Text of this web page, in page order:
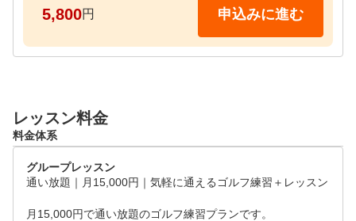
※3ヶ月以上の継続が条件となります。
※2ヶ月目・3ヶ月目の会費をご入会時にお支払い頂き
ます。
お客様のご希望とスクールの空き状況に合わせてご予
約可能です。
補頂けますとご予約成立し易くなります。
5,800円 申込みに進む
レッスン料金
料金体系
グループレッスン
通い放題｜月15,000円｜気軽に通えるゴルフ練習＋レッスン
月15,000円で通い放題のゴルフ練習プランです。